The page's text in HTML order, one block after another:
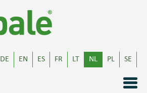
DE EN ES FR LT NL PL SE